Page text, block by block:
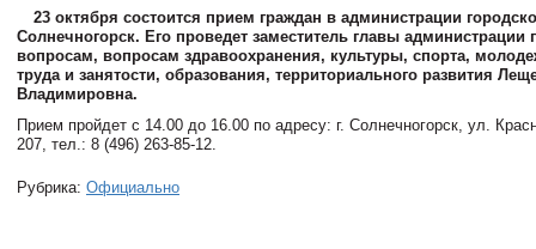
23 октября состоится прием граждан в администрации
Солнечногорск. Его проведет заместитель главы
вопросам, вопросам здравоохранения, культуры, спорта,
труда и занятости, образования, территориального развития
Владимировна.
Прием пройдет с 14.00 до 16.00 по адресу: г. Солнечногорск, ул.
207, тел.: 8 (496) 263-85-12.
Рубрика: Официально